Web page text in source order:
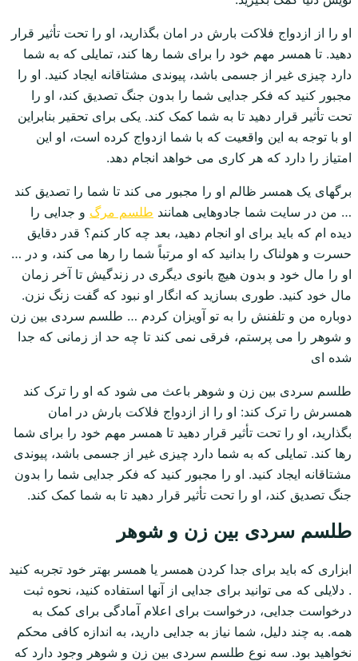
او را از ازدواج فلاکت بارش در امان بگذارید، او را تحت تأثیر قرار
دهید. تا همسر مهم خود را برای شما رها کند، تمایلی که به شما
دارد چیزی غیر از جسمی باشد، پیوندی مشتاقانه ایجاد کنید. او را
مجبور کنید که فکر جدایی شما را بدون جنگ تصدیق کند، او را
تحت تأثیر قرار دهید تا به شما کمک کند. یکی برای تحقیر بنابراین
او با توجه به این واقعیت که با شما ازدواج کرده است، او این
امتیاز را دارد که هر کاری می خواهد انجام دهد.
برگهای یک همسر ظالم او را مجبور می کند تا شما را تصدیق کند
… من در سایت شما جادوهایی همانند طلسم مرگ و جدایی را
دیده ام که باید برای او انجام دهید، بعد چه کار کنم؟ قدر دقایق
حسرت و هولناک را بدانید که او مرتباً شما را رها می کند، و در …
او را مال خود و بدون هیچ بانوی دیگری در زندگیش تا آخر زمان
مال خود کنید. طوری بسازید که انگار او نبود که گفت زنگ نزن.
دوباره من و تلفنش را به تو آویزان کردم … طلسم سردی بین زن
و شوهر را می پرستم، فرقی نمی کند تا چه حد از زمانی که جدا
شده ای
طلسم سردی بین زن و شوهر باعث می شود که او را ترک کند
همسرش را ترک کند: او را از ازدواج فلاکت بارش در امان
بگذارید، او را تحت تأثیر قرار دهید تا همسر مهم خود را برای شما
رها کند. تمایلی که به شما دارد چیزی غیر از جسمی باشد، پیوندی
مشتاقانه ایجاد کنید. او را مجبور کنید که فکر جدایی شما را بدون
جنگ تصدیق کند، او را تحت تأثیر قرار دهید تا به شما کمک کند.
طلسم سردی بین زن و شوهر
ابزاری که باید برای جدا کردن همسر یا همسر بهتر خود تجربه کنید
. دلایلی که می توانید برای جدایی از آنها استفاده کنید، نحوه ثبت
درخواست جدایی، درخواست برای اعلام آمادگی برای کمک به
همه. به چند دلیل، شما نیاز به جدایی دارید، به اندازه کافی محکم
نخواهید بود. سه نوع طلسم سردی بین زن و شوهر وجود دارد که